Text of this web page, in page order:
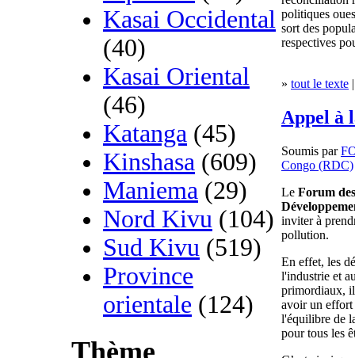
Kasai Occidental
(40)
Kasai Oriental
(46)
Katanga (45)
Kinshasa (609)
Maniema (29)
Nord Kivu (104)
Sud Kivu (519)
Province
orientale (124)
politiques
sort des
respectives
» tout le texte
Appel à
Soumis par
Congo (RDC)
Le Forum
inviter à
pollution.
En effet, les
l'industrie et
primordiaux,
avoir un effort
l'équilibre de
pour tous les